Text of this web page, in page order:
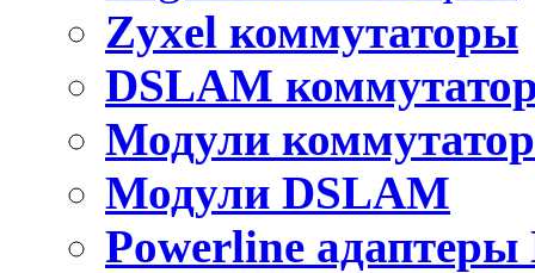
Zyxel коммутаторы
DSLAM
Модули
Модули DSLAM
Powerline адаптеры